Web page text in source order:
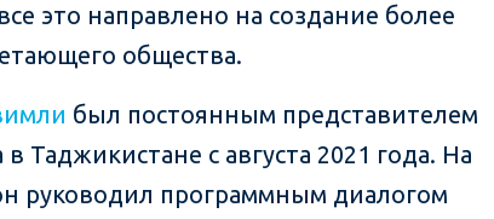
это направлено на создание более
общества.
был постоянным представителем
Таджикистане с августа 2021 года. На
руководил программным диалогом